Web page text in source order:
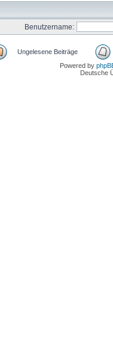
Benutzername:
Ungelesene Beiträge
Powered by
Deutsche